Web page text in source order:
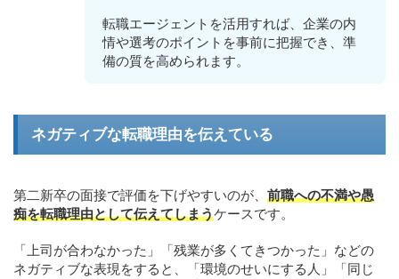
転職エージェントを活用すれば、企業の内
情や選考のポイントを事前に把握でき、準
備の質を高められます。
ネガティブな転職理由を伝えている
第二新卒の面接で評価を下げやすいのが、 前職への不満や愚
痴を転職理由として伝えてしまうケースです。
「上司が合わなかった」「残業が多くてきつかった」などの
ネガティブな表現をすると、「環境のせいにする人」「同じ